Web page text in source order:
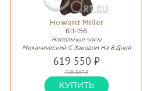
Howard Miller
611-156
Напольные часы
Механический С Заводом На 8 Дней
619 550 ₽
728 887 ₽
КУПИТЬ